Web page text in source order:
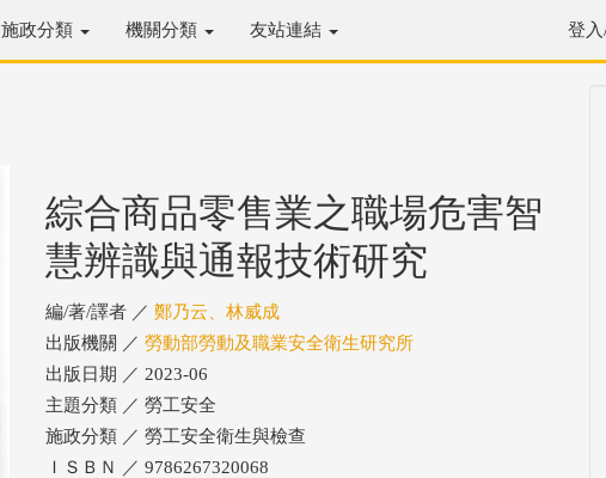
施政分類 機關分類 友站連結 登
綜合商品零售業之職場危害智
慧辨識與通報技術研究
編/著/譯者 ／ 鄭乃云、林威成
出版機關 ／ 勞動部勞動及職業安全衛生研究所
出版日期 ／ 2023-06
主題分類 ／ 勞工安全
施政分類 ／ 勞工安全衛生與檢查
ＩＳＢＮ ／ 9786267320068